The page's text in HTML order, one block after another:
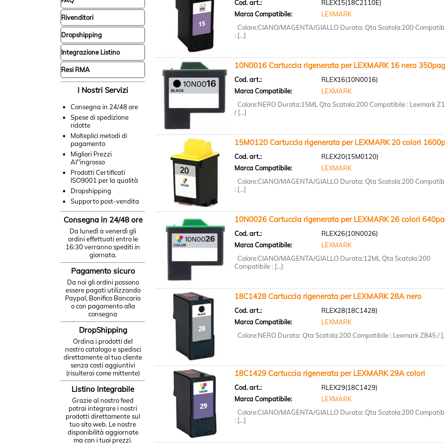
Rivenditori
Dropshipping
Integrazione Listino
Resi RMA
I Nostri Servizi
Consegna in 24/48 ore
Spese di spedizione
ridotte
Molteplici metodi di
pagamento
Migliori Prezzi
Al''ingrosso
Prodotti Certificati
ISO9001 per la qualità
Dropshipping
Supporto post-vendita
Consegna in 24/48 ore
Da lunedì a venerdì gli
ordini effettuati entro le
16:30 verranno spediti in
giornata.
Pagamento sicuro
Da noi gli ordini possono
essere pagati utilizzando
Paypal, Bonifico Bancario
o con pagamento alla
consegna
DropShipping
Ordina i prodotti del
nostro catalogo e spedisci
direttamente al tuo cliente
senza costi aggiuntivi
(risulterai come mittente)
Listino Integrabile
Grazie al nostro feed
potrai integrare i nostri
prodotti direttamente sul
tuo sito web. Le nostre
disponibilità aggiornate
ma con i tuoi prezzi.
Cod. art.:
RLEX15(18C2110E)
Marca Compatibile:
LEXMARK
Colore:CIANO/MAGENTA/GIALLO Durata: Qta Scatola:200
: [...]
10N0016 Cartuccia rigenerata per LEXMARK 16 nero
Cod. art.:
RLEX16(10N0016)
Marca Compatibile:
LEXMARK
Colore:NERO Durata:15ML Qta Scatola:200 Compatibile : Lexmark
/ [...]
15M0120 Cartuccia rigenerata per LEXMARK 20 colori
Cod. art.:
RLEX20(15M0120)
Marca Compatibile:
LEXMARK
Colore:CIANO/MAGENTA/GIALLO Durata: Qta Scatola:200
: [...]
10N0026 Cartuccia rigenerata per LEXMARK 26 colori
Cod. art.:
RLEX26(10N0026)
Marca Compatibile:
LEXMARK
Colore:CIANO/MAGENTA/GIALLO Durata:12ML Qta Scatola:200
Compatibile : [...]
18C1428 Cartuccia rigenerata per LEXMARK 28A nero
Cod. art.:
RLEX28(18C1428)
Marca Compatibile:
LEXMARK
Colore:NERO Durata: Qta Scatola:200 Compatibile : Lexmark Z845 /
18C1429 Cartuccia rigenerata per LEXMARK 29A colori
Cod. art.:
RLEX29(18C1429)
Marca Compatibile:
LEXMARK
Colore:CIANO/MAGENTA/GIALLO Durata: Qta Scatola:200
: [...]